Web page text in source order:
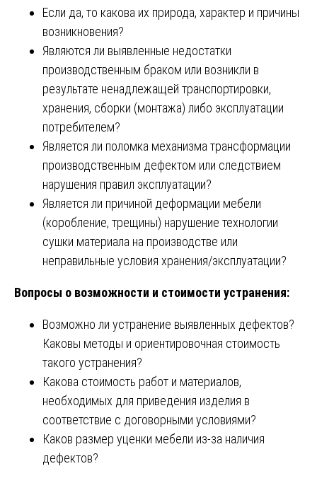
Если да, то какова их природа, характер и причины
возникновения?
Являются ли выявленные недостатки
производственным браком или возникли в
результате ненадлежащей транспортировки,
хранения, сборки (монтажа) либо эксплуатации
потребителем?
Является ли поломка механизма трансформации
производственным дефектом или следствием
нарушения правил эксплуатации?
Является ли причиной деформации мебели
(коробление, трещины) нарушение технологии
сушки материала на производстве или
неправильные условия хранения/эксплуатации?
Вопросы о возможности и стоимости устранения:
Возможно ли устранение выявленных дефектов?
Каковы методы и ориентировочная стоимость
такого устранения?
Какова стоимость работ и материалов,
необходимых для приведения изделия в
соответствие с договорными условиями?
Каков размер уценки мебели из-за наличия
дефектов?